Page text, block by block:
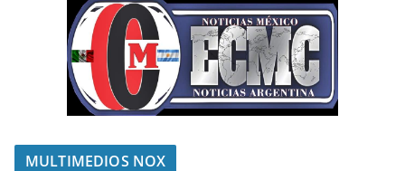
MULTIMEDIOS NOX